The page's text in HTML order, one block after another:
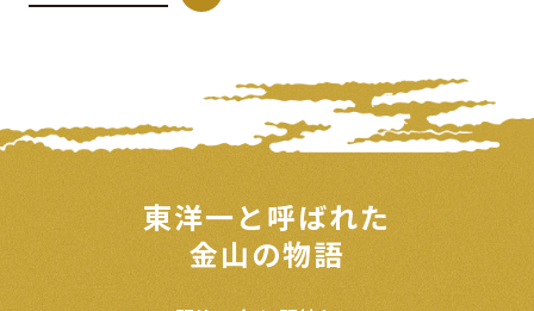
東洋一と呼ばれた
金山の物語